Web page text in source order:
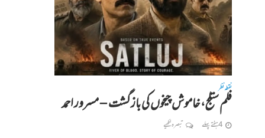
نقطہ نظر
فلم ستلج، خاموش چیخوں کی بازگشت – مسرور احمد
4 ہفتے پہلے تبصرہ لکھیے